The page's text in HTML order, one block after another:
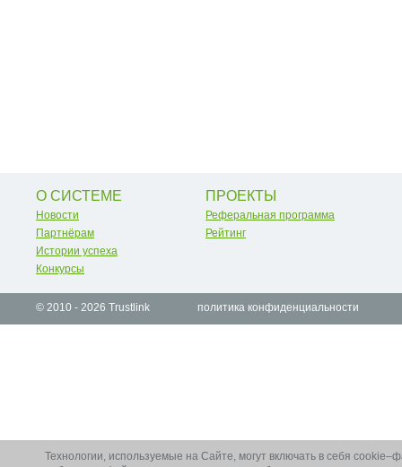
Технологии, используемые на Сайте, могут включать в себя
О СИСТЕМЕ
Новости
Партнёрам
Истории успеха
Конкурсы
ПРОЕКТЫ
Реферальная программа
Рейтинг
© 2010 - 2026 Trustlink политика конфиденциальности